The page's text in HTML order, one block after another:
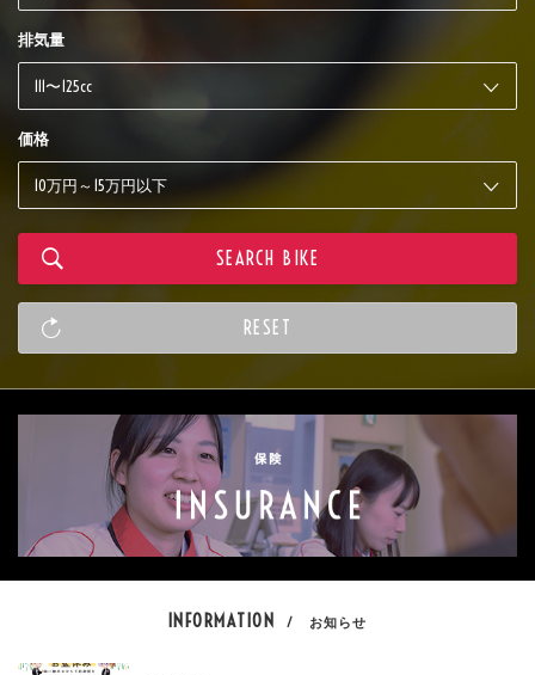
排気量
価格
INFORMATION / お知らせ